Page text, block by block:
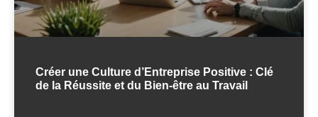
Créer une Culture d’Entreprise Positive : Clé
de la Réussite et du Bien-être au Travail